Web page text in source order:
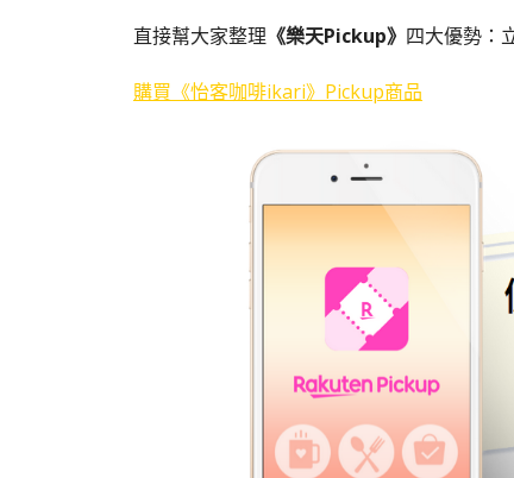
直接幫大家整理 《樂天Pickup》 四大優勢：
購買《怡客咖啡ikari》Pickup商品